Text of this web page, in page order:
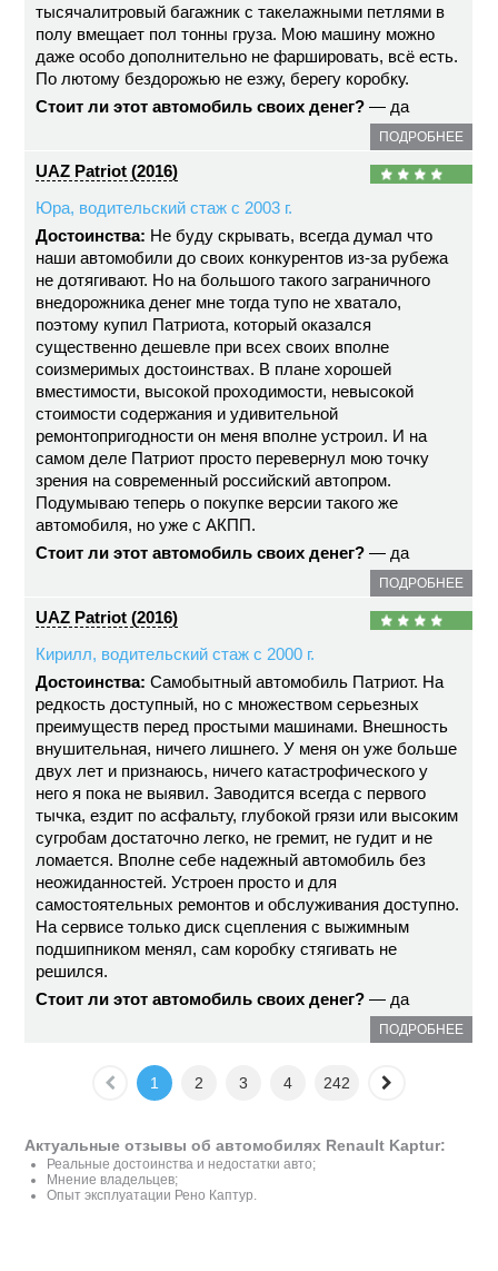
тысячалитровый багажник с такелажными петлями в
полу вмещает пол тонны груза. Мою машину можно
даже особо дополнительно не фаршировать, всё есть.
По лютому бездорожью не езжу, берегу коробку.
Стоит ли этот автомобиль своих денег? — да
ПОДРОБНЕЕ
UAZ Patriot (2016)
Юра, водительский стаж с 2003 г.
Достоинства: Не буду скрывать, всегда думал что
наши автомобили до своих конкурентов из-за рубежа
не дотягивают. Но на большого такого заграничного
внедорожника денег мне тогда тупо не хватало,
поэтому купил Патриота, который оказался
существенно дешевле при всех своих вполне
соизмеримых достоинствах. В плане хорошей
вместимости, высокой проходимости, невысокой
стоимости содержания и удивительной
ремонтопригодности он меня вполне устроил. И на
самом деле Патриот просто перевернул мою точку
зрения на современный российский автопром.
Подумываю теперь о покупке версии такого же
автомобиля, но уже с АКПП.
Стоит ли этот автомобиль своих денег? — да
ПОДРОБНЕЕ
UAZ Patriot (2016)
Кирилл, водительский стаж с 2000 г.
Достоинства: Самобытный автомобиль Патриот. На
редкость доступный, но с множеством серьезных
преимуществ перед простыми машинами. Внешность
внушительная, ничего лишнего. У меня он уже больше
двух лет и признаюсь, ничего катастрофического у
него я пока не выявил. Заводится всегда с первого
тычка, ездит по асфальту, глубокой грязи или высоким
сугробам достаточно легко, не гремит, не гудит и не
ломается. Вполне себе надежный автомобиль без
неожиданностей. Устроен просто и для
самостоятельных ремонтов и обслуживания доступно.
На сервисе только диск сцепления с выжимным
подшипником менял, сам коробку стягивать не
решился.
Стоит ли этот автомобиль своих денег? — да
ПОДРОБНЕЕ
1 2 3 4 242
Актуальные отзывы об автомобилях Renault Kaptur:
Реальные достоинства и недостатки авто;
Мнение владельцев;
Опыт эксплуатации Рено Каптур.